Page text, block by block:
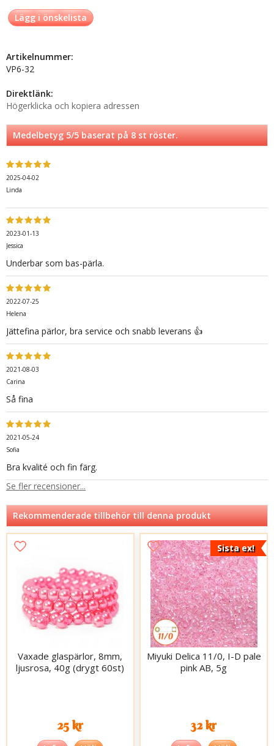
Lägg i önskelista
Artikelnummer:
VP6-32
Direktlänk:
Högerklicka och kopiera adressen
Medelbetyg5/5 baserat på8st röster.
2025-04-02
Linda
2023-01-13
Jessica
Underbar som bas-pärla.
2022-07-25
Helena
Jättefina pärlor, bra service och snabb leverans 👍
2021-08-03
Carina
Så fina
2021-05-24
Sofia
Bra kvalité och fin färg.
Se fler recensioner...
Rekommenderade tillbehör till denna produkt
Vaxade glaspärlor, 8mm,
ljusrosa, 40g (drygt 60st)
25 kr
Sista ex!
Miyuki Delica 11/0, I-D pale
pink AB, 5g
32 kr